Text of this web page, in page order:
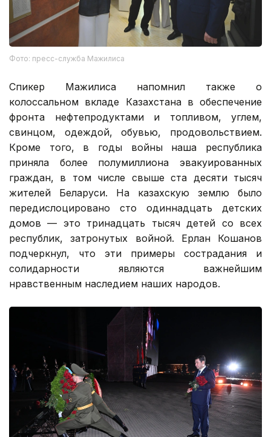
Фото: пресс-служба Мажилиса
Спикер Мажилиса напомнил также о
колоссальном вкладе Казахстана в обеспечение
фронта нефтепродуктами и топливом, углем,
свинцом, одеждой, обувью, продовольствием.
Кроме того, в годы войны наша республика
приняла более полумиллиона эвакуированных
граждан, в том числе свыше ста десяти тысяч
жителей Беларуси. На казахскую землю было
передислоцировано сто одиннадцать детских
домов — это тринадцать тысяч детей со всех
республик, затронутых войной. Ерлан Кошанов
подчеркнул, что эти примеры сострадания и
солидарности являются важнейшим
нравственным наследием наших народов.